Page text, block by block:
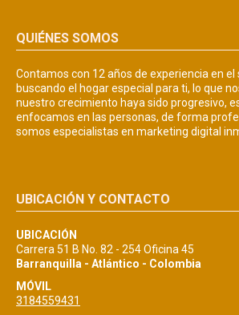
QUIÉNES SOMOS
Contamos con 12 años de experiencia en
buscando el hogar especial para ti, lo que
nuestro crecimiento haya sido progresivo,
enfocamos en las personas, de forma
somos especialistas en marketing digital
UBICACIÓN Y CONTACTO
UBICACIÓN
Carrera 51 B No. 82 - 254 Oficina 45
Barranquilla - Atlántico - Colombia
MÓVIL
3184559431